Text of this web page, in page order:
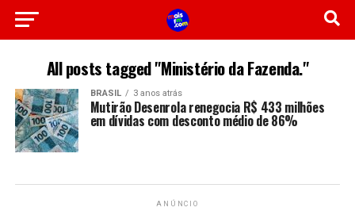
All posts tagged "Ministério da Fazenda."
BRASIL 3 anos atrás
Mutirão Desenrola renegocia R$ 433 milhões
em dívidas com desconto médio de 86%
ANÚNCIO